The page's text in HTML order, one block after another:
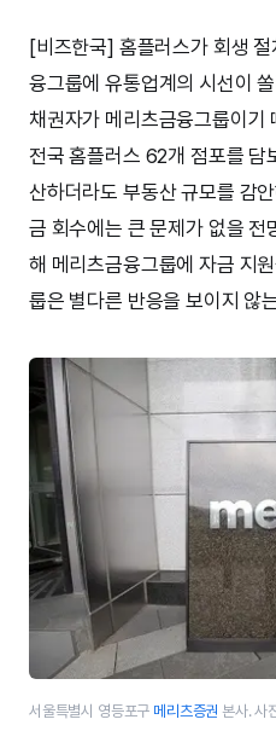
[비즈한국] 홈플러스가 회생
융그룹에 유통업계의 시선이
채권자가 메리츠금융그룹이기
전국 홈플러스 62개 점포를 담
산하더라도 부동산 규모를 감
금 회수에는 큰 문제가 없을 전
해 메리츠금융그룹에 자금 지
룹은 별다른 반응을 보이지 않
서울특별시 영등포구 메리츠증권 본사. 사